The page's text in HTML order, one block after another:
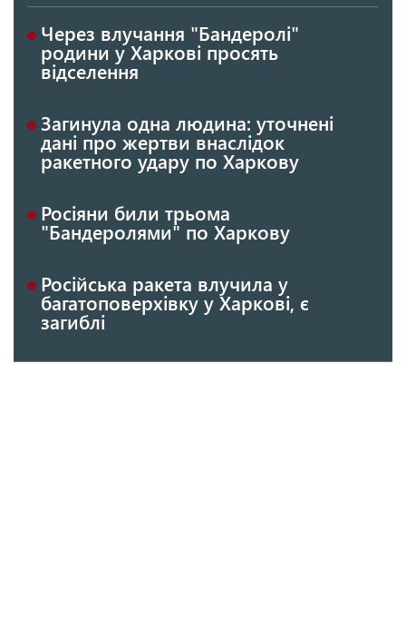
Через влучання "Бандеролі"
родини у Харкові просять
відселення
Загинула одна людина: уточнені
дані про жертви внаслідок
ракетного удару по Харкову
Росіяни били трьома
"Бандеролями" по Харкову
Російська ракета влучила у
багатоповерхівку у Харкові, є
загиблі